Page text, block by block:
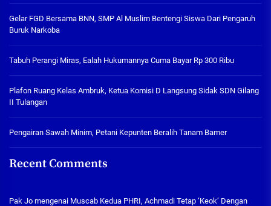
Gelar FGD Bersama BNN, SMP Al Muslim Bentengi Siswa Dari Pengaruh
Buruk Narkoba
Tabuh Perangi Miras, Ealah Hukumannya Cuma Bayar Rp 300 Ribu
Plafon Ruang Kelas Ambruk, Ketua Komisi D Langsung Sidak SDN Gilang
II Tulangan
Pengairan Sawah Minim, Petani Kepunten Beralih Tanam Bamer
Recent Comments
Pak Jo mengenai Muscab Kedua PHRI, Achmadi Tetap ‘Keok’ Dengan